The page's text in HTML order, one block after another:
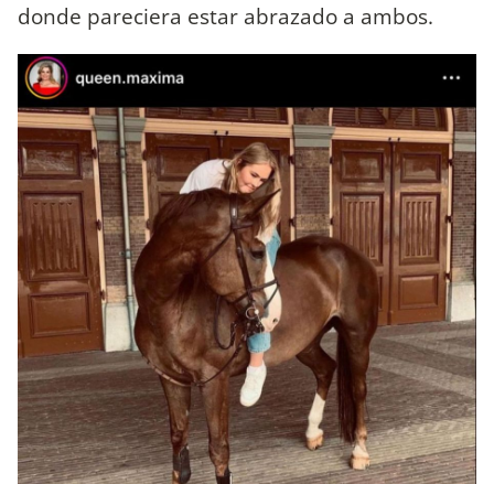
donde pareciera estar abrazado a ambos.